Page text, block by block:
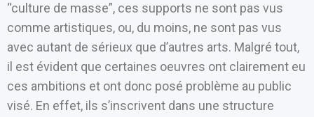
“culture de masse”, ces supports ne sont pas vus
comme artistiques, ou, du moins, ne sont pas vus
avec autant de sérieux que d’autres arts. Malgré tout,
il est évident que certaines oeuvres ont clairement eu
ces ambitions et ont donc posé problème au public
visé. En effet, ils s’inscrivent dans une structure